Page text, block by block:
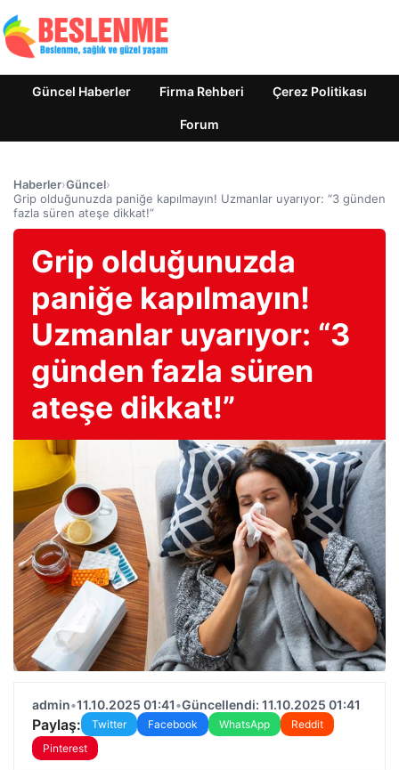
Güncel Haberler Firma Rehberi Çerez Politikası
Forum
Haberler›Güncel›
Grip olduğunuzda paniğe kapılmayın! Uzmanlar uyarıyor: “3 günden
fazla süren ateşe dikkat!”
Grip olduğunuzda
paniğe kapılmayın!
Uzmanlar uyarıyor: “3
günden fazla süren
ateşe dikkat!”
admin•11.10.2025 01:41•Güncellendi: 11.10.2025 01:41
Paylaş: Twitter Facebook WhatsApp
Reddit
Pinterest